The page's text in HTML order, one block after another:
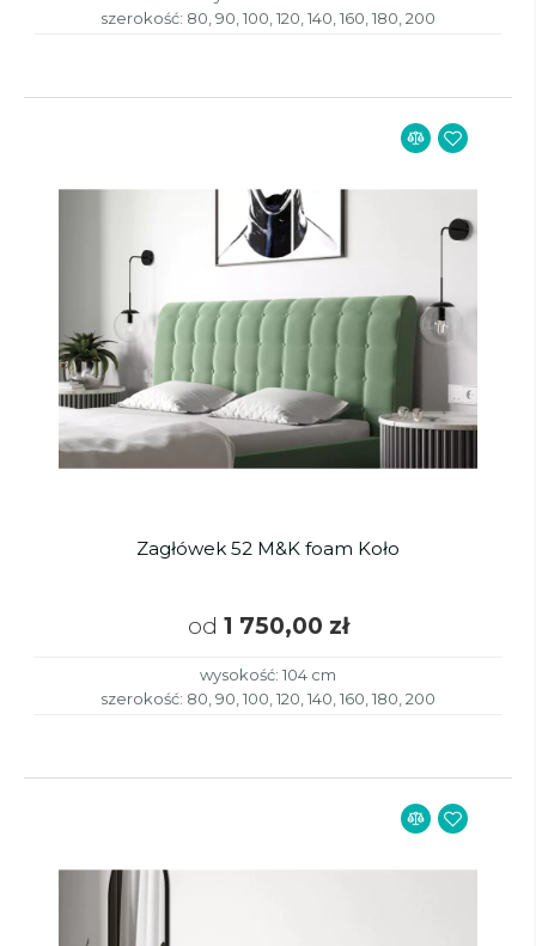
szerokość: 80, 90, 100, 120, 140, 160, 180, 200
Zagłówek 52 M&K foam Koło
od 1 750,00 zł
wysokość: 104 cm
szerokość: 80, 90, 100, 120, 140, 160, 180, 200